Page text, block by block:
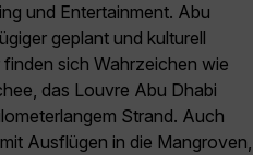
und Entertainment. Abu
geplant und kulturell
sich Wahrzeichen wie
das Louvre Abu Dhabi
Strand. Auch
Ausflügen in die Mangroven,